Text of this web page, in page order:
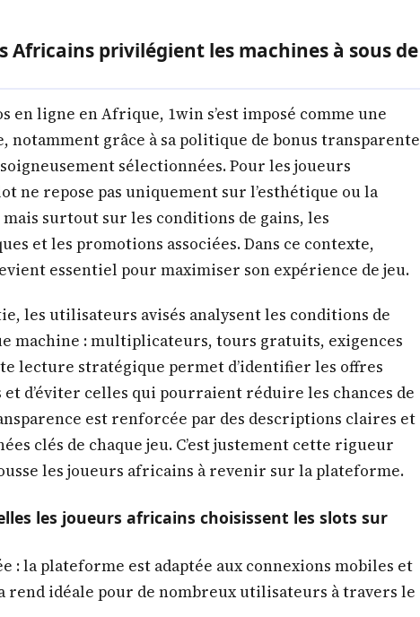
Africains privilégient les machines à sous de
en ligne en Afrique, 1win s’est imposé comme une
notamment grâce à sa politique de bonus transparente
soigneusement sélectionnées. Pour les joueurs
ne repose pas uniquement sur l’esthétique ou la
surtout sur les conditions de gains, les
et les promotions associées. Dans ce contexte,
essentiel pour maximiser son expérience de jeu.
les utilisateurs avisés analysent les conditions de
machine : multiplicateurs, tours gratuits, exigences
lecture stratégique permet d’identifier les offres
d’éviter celles qui pourraient réduire les chances de
est renforcée par des descriptions claires et
clés de chaque jeu. C’est justement cette rigueur
les joueurs africains à revenir sur la plateforme.
les joueurs africains choisissent les slots sur
: la plateforme est adaptée aux connexions mobiles et
rend idéale pour de nombreux utilisateurs à travers le